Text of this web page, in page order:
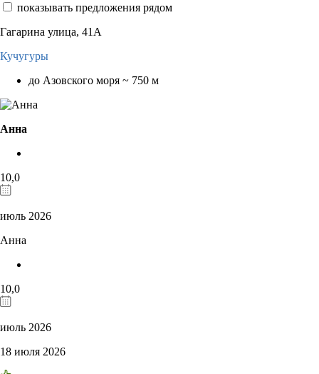
показывать предложения рядом
Гагарина улица, 41А
Кучугуры
до Азовского моря ~ 750 м
Анна
10,0
июль 2026
Анна
10,0
июль 2026
18 июля 2026